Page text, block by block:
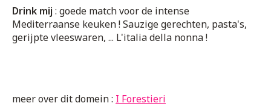
Drink mij : goede match voor de intense
Mediterraanse keuken ! Sauzige gerechten, pasta's,
gerijpte vleeswaren, ... L'italia della nonna !
meer over dit domein : I Forestieri